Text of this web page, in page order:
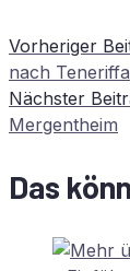
Vorheriger
nach Teneriffa
Nächster
Mergentheim
Das